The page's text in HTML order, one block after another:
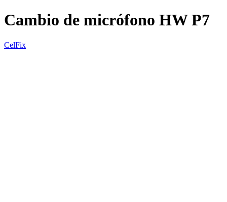
Cambio de micrófono HW P7
CelFix